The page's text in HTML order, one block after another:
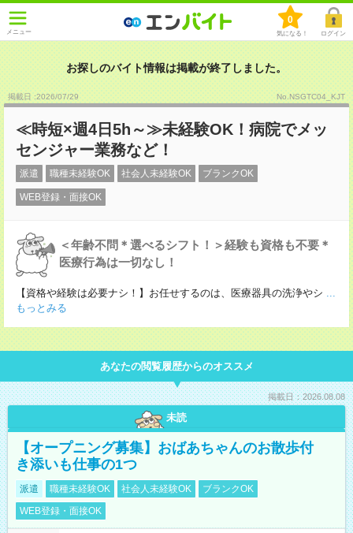
メニュー
0
気になる！ ログイン
お探しのバイト情報は掲載が終了しました。
掲載日 :2026/07/29 No.NSGTC04_KJT
≪時短×週4日5h～≫未経験OK！病院でメッ
センジャー業務など！
派遣 職種未経験OK 社会人未経験OK ブランクOK
WEB登録・面接OK
＜年齢不問＊選べるシフト！＞経験も資格も不要＊
医療行為は一切なし！
【資格や経験は必要ナシ！】お任せするのは、医療器具の洗浄やシ ...
もっとみる
あなたの閲覧履歴からのオススメ
掲載日：2026.08.08
未読
【オープニング募集】おばあちゃんのお散歩付
き添いも仕事の1つ
派遣 職種未経験OK 社会人未経験OK
ブランクOK
WEB登録・面接OK